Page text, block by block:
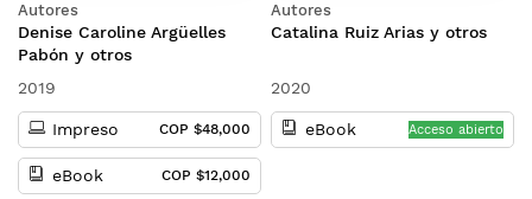
competencias
emprendedoras
Autores
Denise Caroline Argüelles
Pabón y otros
2019
Impreso COP $48,000
eBook COP $12,000
Autores
Catalina Ruiz Arias y otros
2020
eBook Acceso abierto